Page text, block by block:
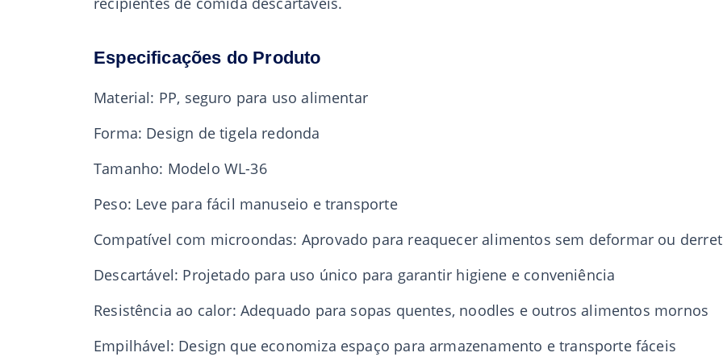
Especificações do Produto
Material: PP, seguro para uso alimentar
Forma: Design de tigela redonda
Tamanho: Modelo WL-36
Peso: Leve para fácil manuseio e transporte
Compatível com microondas: Aprovado para reaquecer alimentos sem deformar ou
Descartável: Projetado para uso único para garantir higiene e conveniência
Resistência ao calor: Adequado para sopas quentes, noodles e outros alimentos mornos
Empilhável: Design que economiza espaço para armazenamento e transporte fáceis